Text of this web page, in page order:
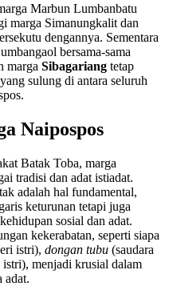
Marbun Lumbanbatu
marga Simanungkalit dan
dengannya. Sementara
bersama-sama
marga Sibagariang tetap
sulung di antara seluruh
Naipospos
Batak Toba, marga
tradisi dan adat istiadat.
adalah hal fundamental,
keturunan tetapi juga
sosial dan adat.
kekerabatan, seperti siapa
istri), dongan tubu (saudara
menjadi krusial dalam
adat.